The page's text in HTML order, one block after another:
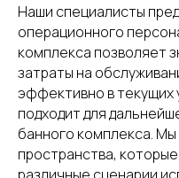
Наши специалисты
операционного
комплекса позволяет
затраты на
эффективно в текущих
подходит для
банного комплекса.
пространства,